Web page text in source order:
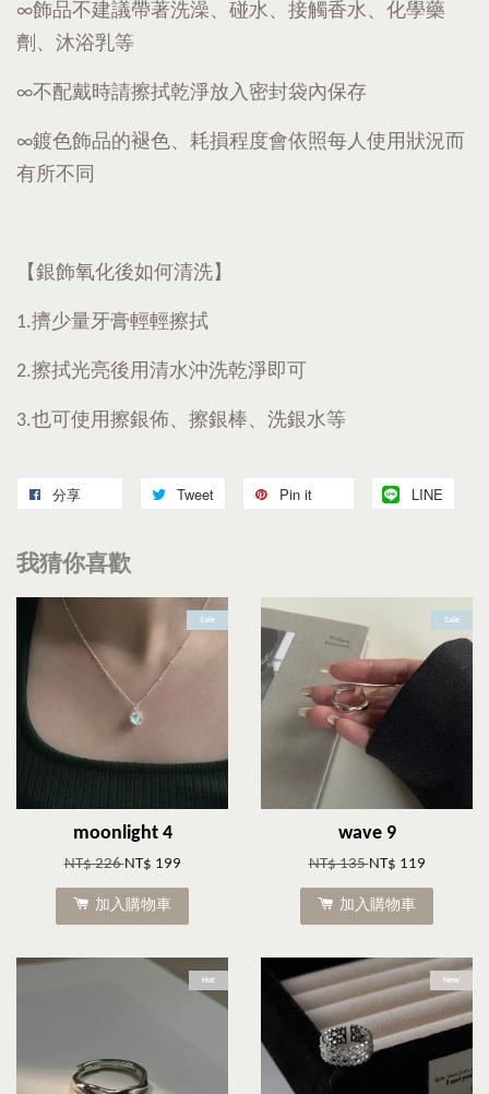
∞飾品不建議帶著洗澡、碰水、接觸香水、化學藥
劑、沐浴乳等
∞不配戴時請擦拭乾淨放入密封袋內保存
∞鍍色飾品的褪色、耗損程度會依照每人使用狀況而
有所不同
【銀飾氧化後如何清洗】
1.擠少量牙膏輕輕擦拭
2.擦拭光亮後用清水沖洗乾淨即可
3.也可使用擦銀佈、擦銀棒、洗銀水等
分享 Tweet Pin it LINE
我猜你喜歡
Sale
moonlight 4
NT$ 226NT$ 199
加入購物車
Sale
wave 9
NT$ 135NT$ 119
加入購物車
Hot New